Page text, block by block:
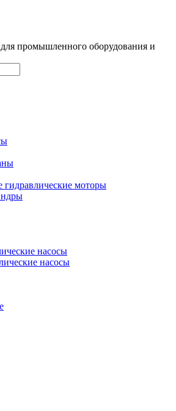
промышленного оборудования и
моторы
насосы
насосы